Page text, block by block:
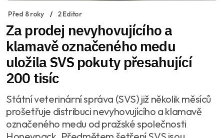
Před 8 roky 2 Editor
Za prodej nevyhovujícího a
klamavě označeného medu
uložila SVS pokuty přesahující
200 tisíc
Státní veterinární správa (SVS) již několik měsíců
prošetřuje distribuci nevyhovujícího a klamavě
označeného medu od pražské společnosti